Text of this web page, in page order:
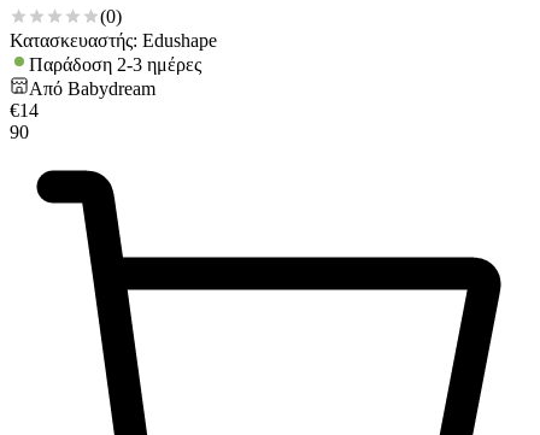
(0)
Κατασκευαστής: Edushape
Παράδοση 2-3 ημέρες
Από Babydream
€14
90